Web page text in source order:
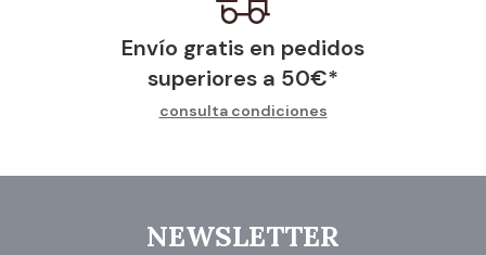
Envío gratis en pedidos
superiores a 50€*
consulta condiciones
NEWSLETTER